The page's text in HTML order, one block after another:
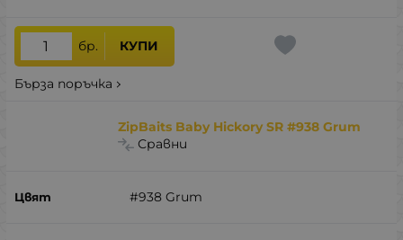
бр. КУПИ
Бърза поръчка
ZipBaits Baby Hickory SR #938 Grum
Сравни
#938 Grum